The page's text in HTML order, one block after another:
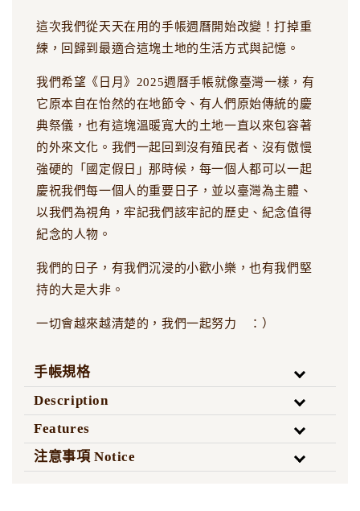
這次我們從天天在用的手帳週曆開始改變！打掉重
練，回歸到最適合這塊土地的生活方式與記憶。
我們希望《日月》2025週曆手帳就像臺灣一樣，有
它原本自在怡然的在地節令、有人們原始傳統的慶
典祭儀，也有這塊溫暖寬大的土地一直以來包容著
的外來文化。我們一起回到沒有殖民者、沒有傲慢
強硬的「國定假日」那時候，每一個人都可以一起
慶祝我們每一個人的重要日子，並以臺灣為主體、
以我們為視角，牢記我們該牢記的歷史、紀念值得
紀念的人物。
我們的日子，有我們沉浸的小歡小樂，也有我們堅
持的大是大非。
一切會越來越清楚的，我們一起努力 ：）
手帳規格
Description
Features
注意事項 Notice